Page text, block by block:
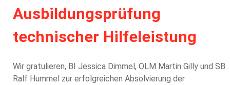
Ausbildungsprüfung
technischer Hilfeleistung
Wir gratulieren, BI Jessica Dimmel, OLM Martin Gilly und SB
Ralf Hummel zur erfolgreichen Absolvierung der